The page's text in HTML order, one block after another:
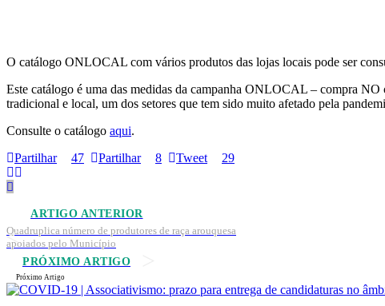
O catálogo ONLOCAL com vários produtos das lojas locais pode ser
Este catálogo é uma das medidas da campanha ONLOCAL – compra
tradicional e local, um dos setores que tem sido muito afetado pela
Consulte o catálogo aqui.
Partilhar
47 Partilhar 8 Tweet 29
ARTIGO ANTERIOR
Quadruplica número de produtores de raça arouquesa
apoiados pelo Município
PRÓXIMO ARTIGO
Próximo Artigo